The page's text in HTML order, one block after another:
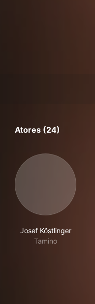
Atores (24)
Josef Köstlinger
Tamino